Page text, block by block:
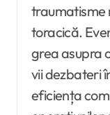
traumatisme
toracică.
grea asupra
vii dezbateri
eficiența